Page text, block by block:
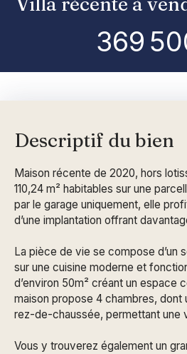
369
Descriptif du bien
Maison récente de 2020, hors
110,24 m² habitables sur une
par le garage uniquement, elle
d’une implantation offrant
La pièce de vie se compose d’un
sur une cuisine moderne et
d’environ 50m² créant un espace
maison propose 4 chambres, dont
rez-de-chaussée, permettant une
Vous y trouverez également un